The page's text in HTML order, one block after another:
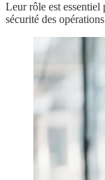
Leur rôle est essentiel
sécurité des